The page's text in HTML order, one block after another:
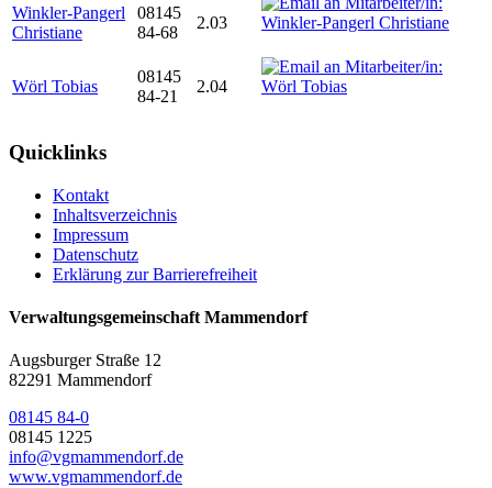
Winkler-Pangerl
Christiane
08145
84-68
2.03
Wörl Tobias
08145
84-21
2.04
Quicklinks
Kontakt
Inhaltsverzeichnis
Impressum
Datenschutz
Erklärung zur Barrierefreiheit
Verwaltungsgemeinschaft Mammendorf
Augsburger Straße 12
82291 Mammendorf
08145 84-0
08145 1225
info@vgmammendorf.de
www.vgmammendorf.de